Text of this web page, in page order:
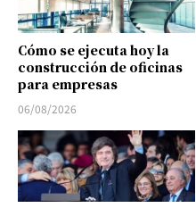
Cómo se ejecuta hoy la
construcción de oficinas
para empresas
06/08/2026